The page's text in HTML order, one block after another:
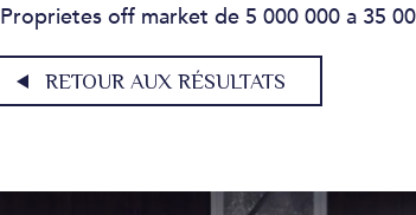
Proprietes off market de 5 000 000 a 35
RETOUR AUX RÉSULTATS